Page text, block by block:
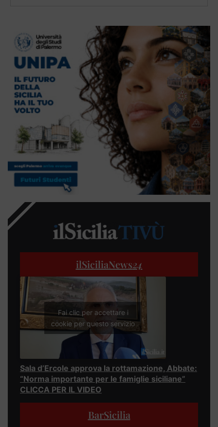
ilSiciliaNews24
Fai clic per accettare i
cookie per questo servizio
Sala d’Ercole approva la rottamazione, Abbate:
“Norma importante per le famiglie siciliane”
CLICCA PER IL VIDEO
BarSicilia